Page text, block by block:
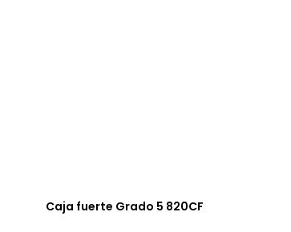
Caja fuerte Grado 5 820CF